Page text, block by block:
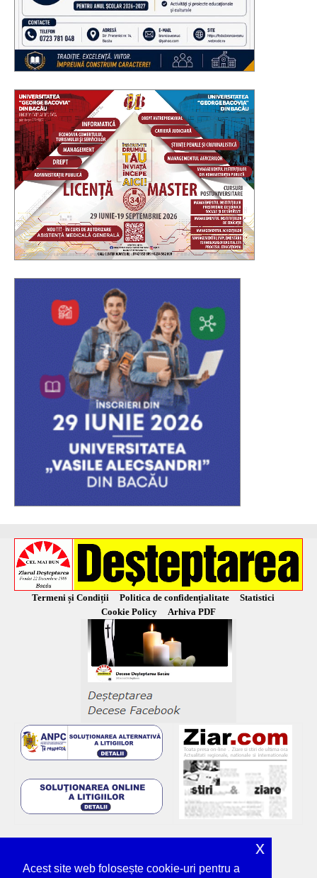
Termeni și Condiții Politica de confidențialitate
Statistici
Cookie Policy
Arhiva PDF
Acest site web folosește cookie-uri pentru a
x